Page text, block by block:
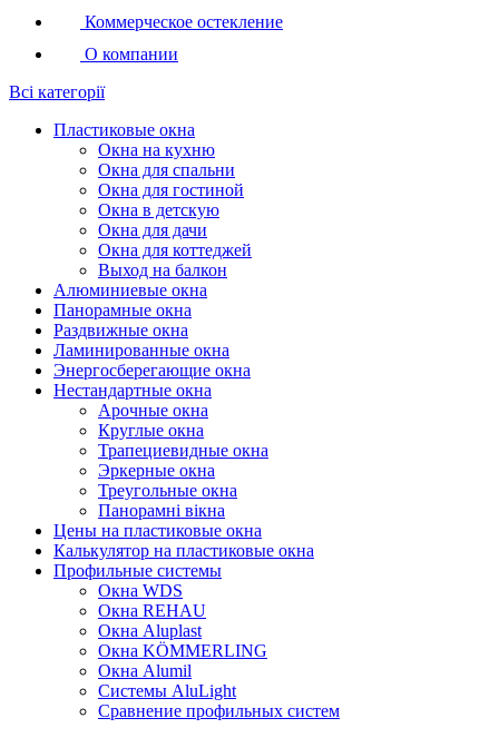
Коммерческое остекление
О компании
Всі категорії
Пластиковые окна
Окна на кухню
Окна для спальни
Окна для гостиной
Окна в детскую
Окна для дачи
Окна для коттеджей
Выход на балкон
Алюминиевые окна
Панорамные окна
Раздвижные окна
Ламинированные окна
Энергосберегающие окна
Нестандартные окна
Арочные окна
Круглые окна
Трапециевидные окна
Эркерные окна
Треугольные окна
Панорамні вікна
Цены на пластиковые окна
Калькулятор на пластиковые окна
Профильные системы
Окна WDS
Окна REHAU
Окна Aluplast
Окна KÖMMERLING
Окна Alumil
Системы AluLight
Сравнение профильных систем